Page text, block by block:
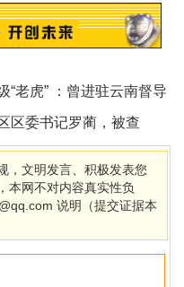
“老虎” ：曾进驻云南督导
区委书记罗蔺，被查
，文明发言、积极发表您
本网不对内容真实性负
说明（提交证据本